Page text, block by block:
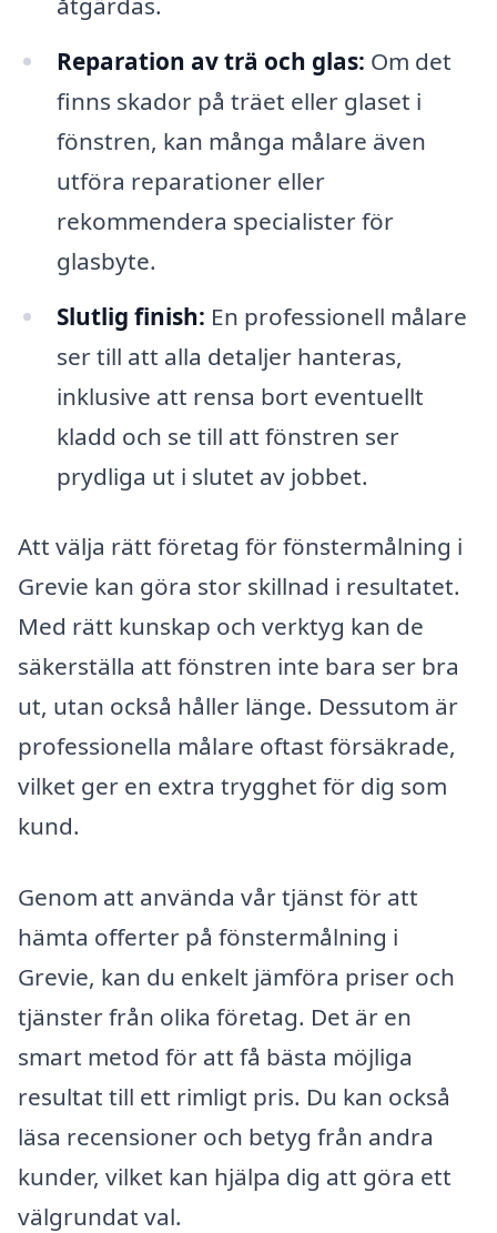
Reparation av trä och glas: Om det
finns skador på träet eller glaset i
fönstren, kan många målare även
utföra reparationer eller
rekommendera specialister för
glasbyte.
Slutlig finish: En professionell målare
ser till att alla detaljer hanteras,
inklusive att rensa bort eventuellt
kladd och se till att fönstren ser
prydliga ut i slutet av jobbet.
Att välja rätt företag för fönstermålning i
Grevie kan göra stor skillnad i resultatet.
Med rätt kunskap och verktyg kan de
säkerställa att fönstren inte bara ser bra
ut, utan också håller länge. Dessutom är
professionella målare oftast försäkrade,
vilket ger en extra trygghet för dig som
kund.
Genom att använda vår tjänst för att
hämta offerter på fönstermålning i
Grevie, kan du enkelt jämföra priser och
tjänster från olika företag. Det är en
smart metod för att få bästa möjliga
resultat till ett rimligt pris. Du kan också
läsa recensioner och betyg från andra
kunder, vilket kan hjälpa dig att göra ett
välgrundat val.